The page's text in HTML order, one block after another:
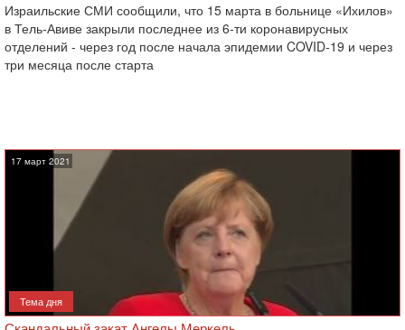
Израильские СМИ сообщили, что 15 марта в больнице «Ихилов»
в Тель-Авиве закрыли последнее из 6-ти коронавирусных
отделений - через год после начала эпидемии COVID-19 и через
три месяца после старта
17 март 2021
Тема дня